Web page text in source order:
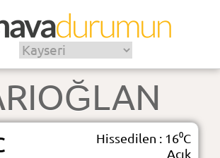
Hissedilen : 16⁰C
Açık